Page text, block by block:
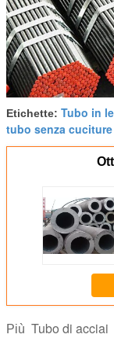
Etichette: Tubo in
tubo senza
Più Tubo di acciai